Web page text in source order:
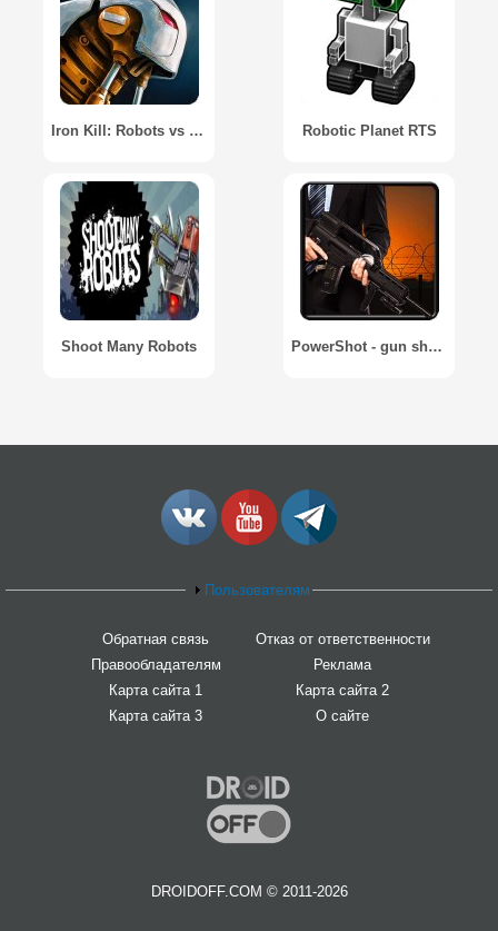
Iron Kill: Robots vs Robots Robotic Planet RTS
Shoot Many Robots PowerShot - gun shot simulator
Пользователям
Обратная связь
Отказ от ответственности
Правообладателям
Реклама
Карта сайта 1
Карта сайта 2
Карта сайта 3
О сайте
DROIDOFF.COM © 2011-2026